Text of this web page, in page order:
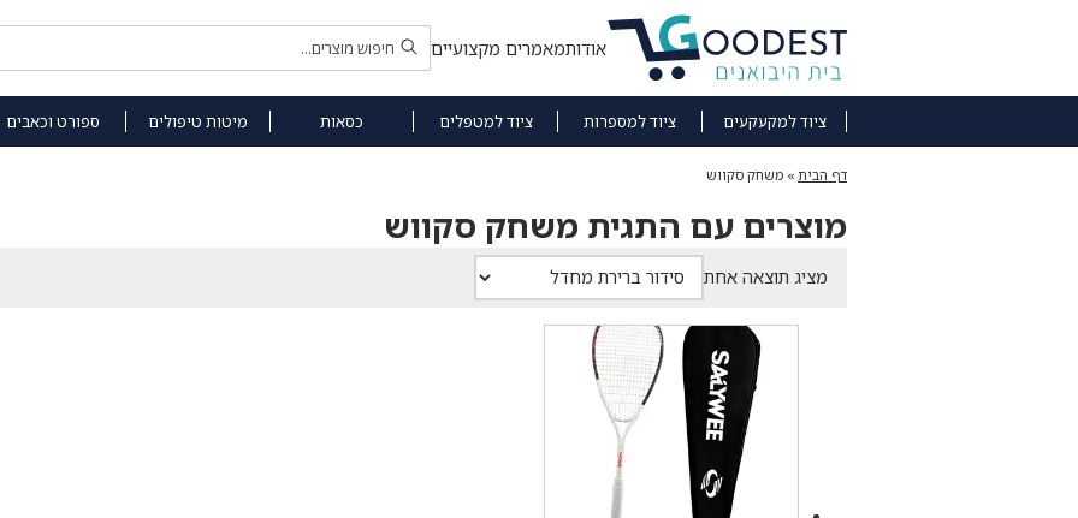
אודותמאמרים מקצועיים
ציוד למקעקעים ציוד למספרות ציוד למטפלים כסאות מיטות טיפולים ספורט וכאבים
דף הבית » משחק סקווש
מוצרים עם התגית משחק סקווש
מציג תוצאה אחת